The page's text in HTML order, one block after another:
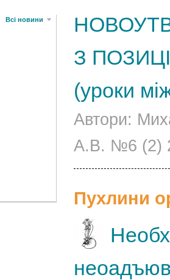
Всі новини
З
(уроки
Автори:
А.В. №6 (2)
Пухлини